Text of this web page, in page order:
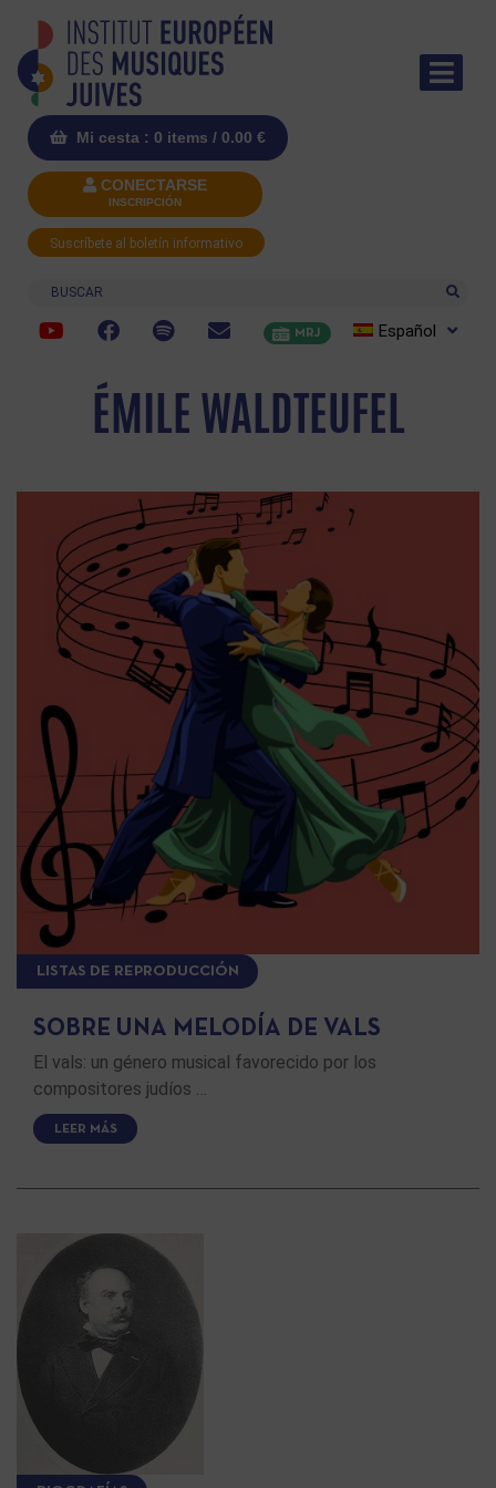
Mi cesta : 0 items / 0.00 €
CONECTARSE
INSCRIPCIÓN
Suscríbete al boletín informativo
Buscar
MRJ Español
ÉMILE WALDTEUFEL
LISTAS DE REPRODUCCIÓN
SOBRE UNA MELODÍA DE VALS
El vals: un género musical favorecido por los
compositores judíos …
LEER MÁS